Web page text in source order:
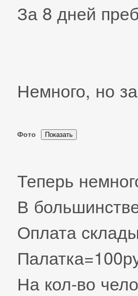
За 8 дней
Немного, но
Фото
Теперь
В
Оплата
На кол-во